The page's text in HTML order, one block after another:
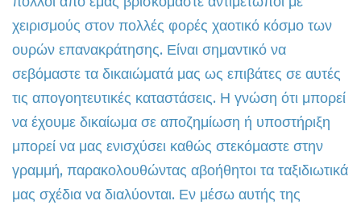
χειρισμούς στον πολλές φορές χαοτικό κόσμο των
ουρών επανακράτησης. Είναι σημαντικό να
σεβόμαστε τα δικαιώματά μας ως επιβάτες σε αυτές
τις απογοητευτικές καταστάσεις. Η γνώση ότι μπορεί
να έχουμε δικαίωμα σε αποζημίωση ή υποστήριξη
μπορεί να μας ενισχύσει καθώς στεκόμαστε στην
γραμμή, παρακολουθώντας αβοήθητοι τα ταξιδιωτικά
μας σχέδια να διαλύονται. Εν μέσω αυτής της